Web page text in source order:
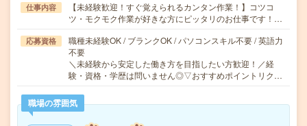
仕事内容
【未経験歓迎！すぐ覚えられるカンタン作業！】コツコ
ツ・モクモク作業が好きな方にピッタリのお仕事です！…
応募資格
職種未経験OK / ブランクOK / パソコンスキル不要 / 英語力
不要
＼未経験から安定した働き方を目指したい方歓迎！／経
験・資格・学歴は問いません◎▽おすすめポイントリク…
職場の雰囲気